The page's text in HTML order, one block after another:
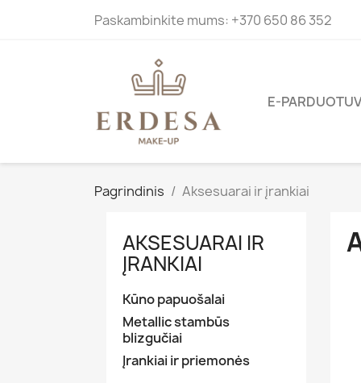
Paskambinkite mums: +370 650 86 352
E-
Pagrindinis Aksesuarai ir įrankiai
AKSESUARAI IR
ĮRANKIAI
Kūno papuošalai
Metallic stambūs
blizgučiai
Įrankiai ir priemonės